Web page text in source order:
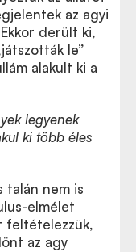
az agyi
derült ki,
le”
alakult ki a
legyenek
ki több éles
talán nem is
elmélet
feltételezzük,
az agy